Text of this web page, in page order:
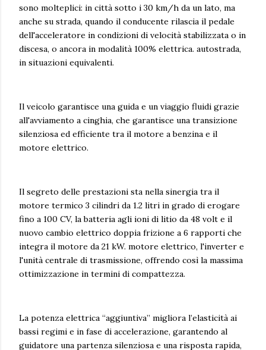
sono molteplici: in città sotto i 30 km/h da un lato, ma
anche su strada, quando il conducente rilascia il pedale
dell'acceleratore in condizioni di velocità stabilizzata o in
discesa, o ancora in modalità 100% elettrica. autostrada,
in situazioni equivalenti.
Il veicolo garantisce una guida e un viaggio fluidi grazie
all'avviamento a cinghia, che garantisce una transizione
silenziosa ed efficiente tra il motore a benzina e il
motore elettrico.
Il segreto delle prestazioni sta nella sinergia tra il
motore termico 3 cilindri da 1.2 litri in grado di erogare
fino a 100 CV, la batteria agli ioni di litio da 48 volt e il
nuovo cambio elettrico doppia frizione a 6 rapporti che
integra il motore da 21 kW. motore elettrico, l'inverter e
l'unità centrale di trasmissione, offrendo così la massima
ottimizzazione in termini di compattezza.
La potenza elettrica “aggiuntiva” migliora l’elasticità ai
bassi regimi e in fase di accelerazione, garantendo al
guidatore una partenza silenziosa e una risposta rapida,